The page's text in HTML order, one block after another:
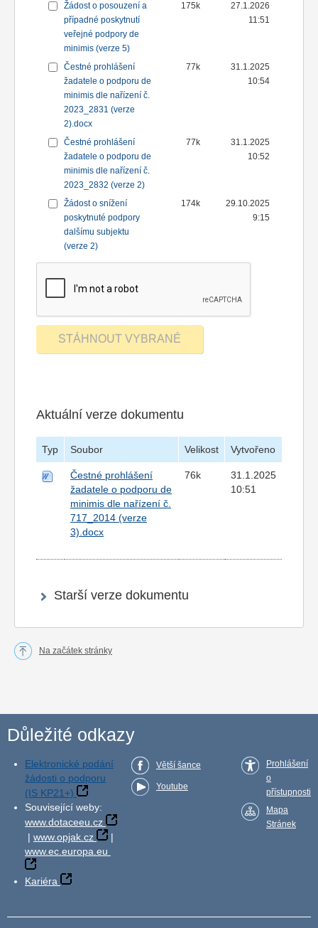
Žádost o posouzení a
případné poskytnutí
veřejné podpory de
minimis (verze 5)
175k
27.1.2026
11:51
Čestné prohlášení
žadatele o podporu de
minimis dle nařízení č.
2023_2831 (verze
2).docx
77k
31.1.2025
10:54
Čestné prohlášení
žadatele o podporu de
minimis dle nařízení č.
2023_2832 (verze 2)
77k
31.1.2025
10:52
Žádost o snížení
poskytnuté podpory
dalšímu subjektu
(verze 2)
174k
29.10.2025
9:15
Aktuální verze dokumentu
Typ Soubor Velikost Vytvořeno
Čestné prohlášení
žadatele o podporu de
minimis dle nařízení č.
717_2014 (verze
3).docx
76k
31.1.2025
10:51
Starší verze dokumentu
Na začátek stránky
Důležité odkazy
Elektronické podání
žádosti o podporu
(IS KP21+)
Související weby:
www.dotaceeu.cz
| www.opjak.cz
|
www.ec.europa.eu
Kariéra
Větší šance
Youtube
Prohlášení
o
přístupnosti
Mapa
Stránek